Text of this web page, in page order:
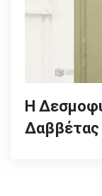
Η
Δαββέτας